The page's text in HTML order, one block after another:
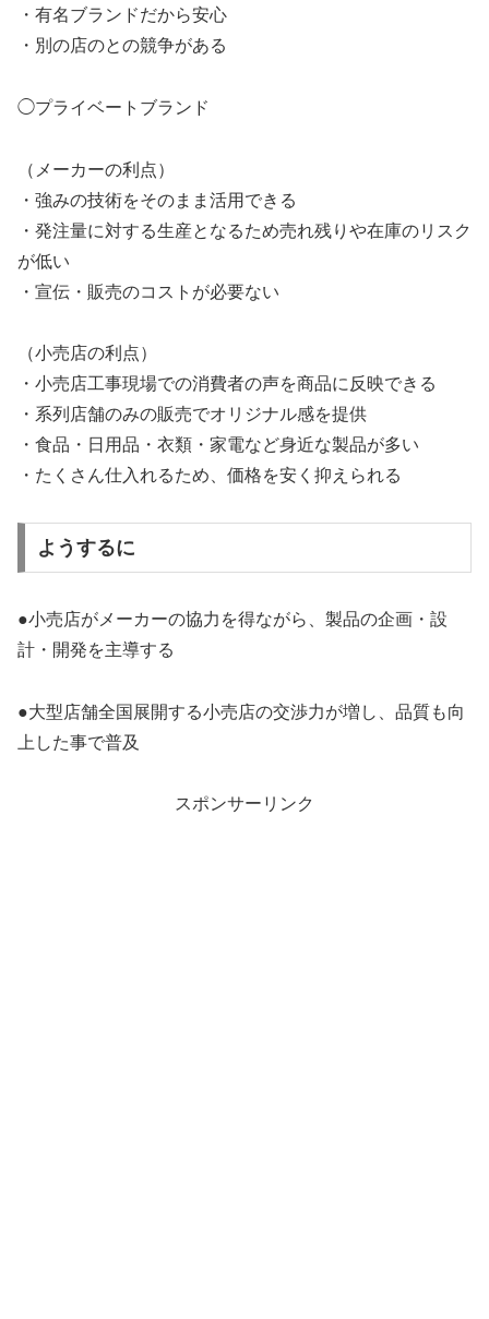
・有名ブランドだから安心
・別の店のとの競争がある
◯プライベートブランド
（メーカーの利点）
・強みの技術をそのまま活用できる
・発注量に対する生産となるため売れ残りや在庫のリスク
が低い
・宣伝・販売のコストが必要ない
（小売店の利点）
・小売店工事現場での消費者の声を商品に反映できる
・系列店舗のみの販売でオリジナル感を提供
・食品・日用品・衣類・家電など身近な製品が多い
・たくさん仕入れるため、価格を安く抑えられる
ようするに
●小売店がメーカーの協力を得ながら、製品の企画・設
計・開発を主導する
●大型店舗全国展開する小売店の交渉力が増し、品質も向
上した事で普及
スポンサーリンク